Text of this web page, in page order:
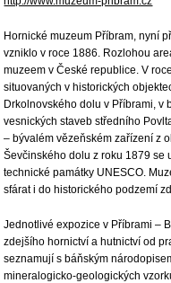
Hornické muzeum Příbram, nyní
vzniklo v roce 1886. Rozlohou
muzeem v České republice. V
situovaných v historických
Drkolnovského dolu v Příbrami, v
vesnických staveb středního
– bývalém vězeňském zařízení z
Ševčinského dolu z roku 1879 se
technické památky UNESCO.
sfárat i do historického podzemí
Jednotlivé expozice v Příbrami –
zdejšího hornictví a hutnictví od
seznamují s báňským
mineralogicko-geologických